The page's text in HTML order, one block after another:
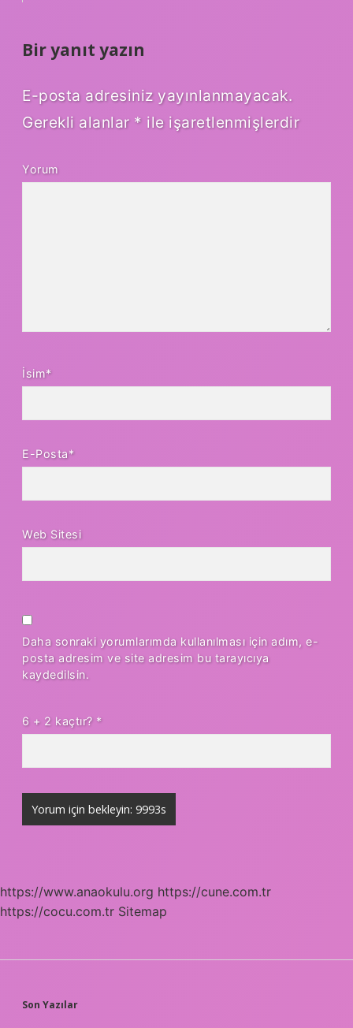
Bir yanıt yazın
E-posta adresiniz yayınlanmayacak.
Gerekli alanlar * ile işaretlenmişlerdir
Yorum
İsim*
E-Posta*
Web Sitesi
Daha sonraki yorumlarımda kullanılması için adım, e-
posta adresim ve site adresim bu tarayıcıya
kaydedilsin.
6 + 2 kaçtır? *
https://www.anaokulu.org https://cune.com.tr
https://cocu.com.tr Sitemap
SIDEBAR
Son Yazılar